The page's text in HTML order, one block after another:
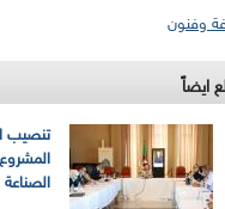
وفنون
ايضاً
تنصيب
الصناعة